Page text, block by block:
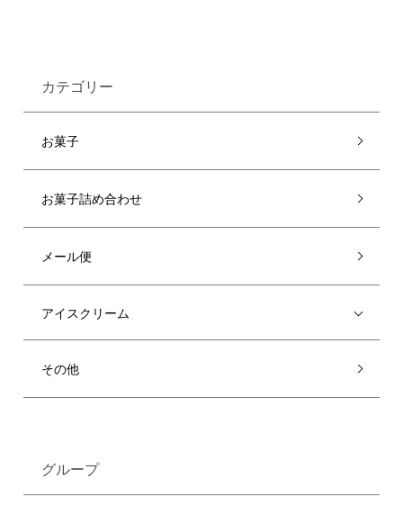
カテゴリー
お菓子
お菓子詰め合わせ
メール便
アイスクリーム
その他
グループ